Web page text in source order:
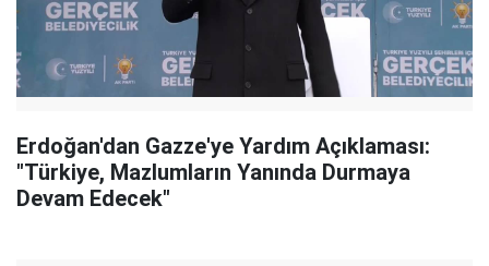
Erdoğan'dan Gazze'ye Yardım Açıklaması:
"Türkiye, Mazlumların Yanında Durmaya
Devam Edecek"